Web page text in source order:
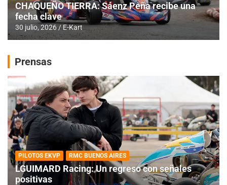
CHAQUEÑO TIERRA: Sáenz Peña recibe una
fecha clave
30 julio, 2026 E-Kart
Prensas
PILOTOS EKVP RMC BUENOS AIRES
LGUIMARD Racing: Un regreso con señales
positivas